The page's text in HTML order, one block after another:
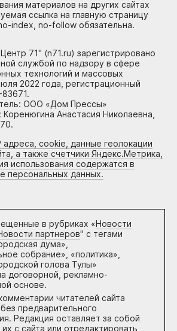
материалов на других сайтах
ссылка на главную страницу
index, no-follow обязательна.
71" (n71.ru) зарегистрировано
службой по надзору в сфере
технологий и массовых
2022 года, регистрационный
ООО «Дом Прессы»
Анастасия Николаевна,
адреса, cookie, данные геолокации
а также счетчики Яндекс.Метрика,
использования содержатся в
персональных данных.
в рубриках «Новости
партнеров" с тегами
дума»,
собрание», «политика»,
голова Тулы»
договорной, рекламно-
основе.
читателей сайта
предварительного
Редакция оставляет за собой
с сайта или отредактировать,